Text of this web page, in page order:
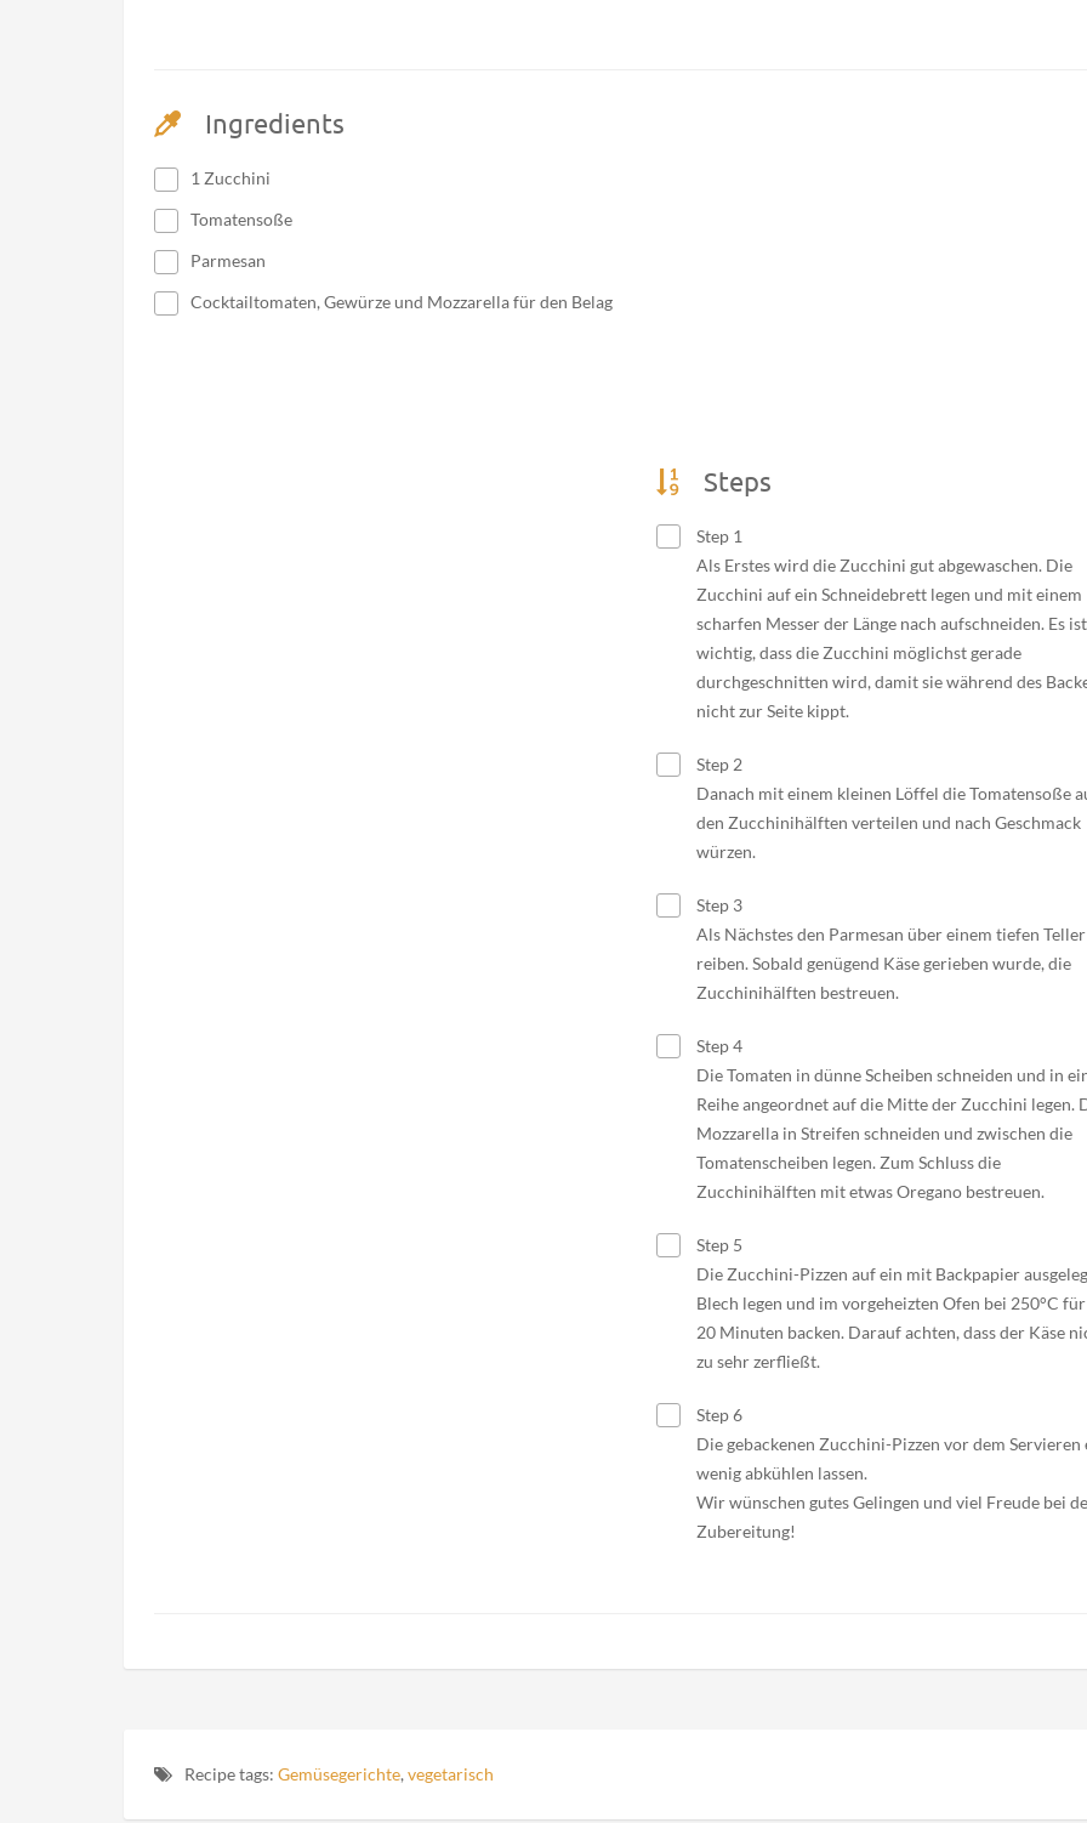
Ingredients
1 Zucchini
Tomatensoße
Parmesan
Cocktailtomaten, Gewürze und Mozzarella für den Belag
Steps
Step 1
Als Erstes wird die Zucchini gut abgewaschen. Die
Zucchini auf ein Schneidebrett legen und mit einem
scharfen Messer der Länge nach aufschneiden. Es ist
wichtig, dass die Zucchini möglichst gerade
durchgeschnitten wird, damit sie während des
nicht zur Seite kippt.
Step 2
Danach mit einem kleinen Löffel die Tomatensoße
den Zucchinihälften verteilen und nach Geschmack
würzen.
Step 3
Als Nächstes den Parmesan über einem tiefen Teller
reiben. Sobald genügend Käse gerieben wurde, die
Zucchinihälften bestreuen.
Step 4
Die Tomaten in dünne Scheiben schneiden und in
Reihe angeordnet auf die Mitte der Zucchini legen.
Mozzarella in Streifen schneiden und zwischen die
Tomatenscheiben legen. Zum Schluss die
Zucchinihälften mit etwas Oregano bestreuen.
Step 5
Die Zucchini-Pizzen auf ein mit Backpapier
Blech legen und im vorgeheizten Ofen bei 250°C
20 Minuten backen. Darauf achten, dass der Käse
zu sehr zerfließt.
Step 6
Die gebackenen Zucchini-Pizzen vor dem Servieren
wenig abkühlen lassen.
Wir wünschen gutes Gelingen und viel Freude bei
Zubereitung!
Recipe tags: Gemüsegerichte, vegetarisch